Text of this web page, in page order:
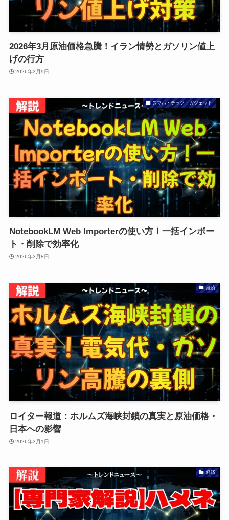
2026年3月原油価格急騰！イラン情勢とガソリン値上
げの行方
2026年3月9日
スマホ・テック・ガジェット
NotebookLM Web Importerの使い方！一括インポー
ト・削除で効率化
2026年3月8日
経済
ロイター報道：ホルムズ海峡封鎖の真実と原油価格・
日本への影響
2026年3月1日
経済